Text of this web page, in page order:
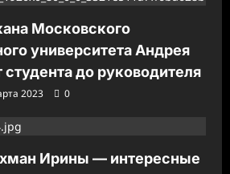
Московского
университета Андрея
до руководителя
2023
0
Ирины — интересные